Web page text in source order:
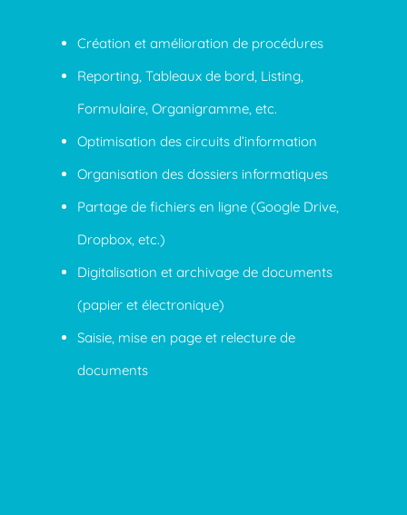
Création et amélioration de procédures
Reporting, Tableaux de bord, Listing,
Formulaire, Organigramme, etc.
Optimisation des circuits d’information
Organisation des dossiers informatiques
Partage de fichiers en ligne (Google Drive,
Dropbox, etc.)
Digitalisation et archivage de documents
(papier et électronique)
Saisie, mise en page et relecture de
documents